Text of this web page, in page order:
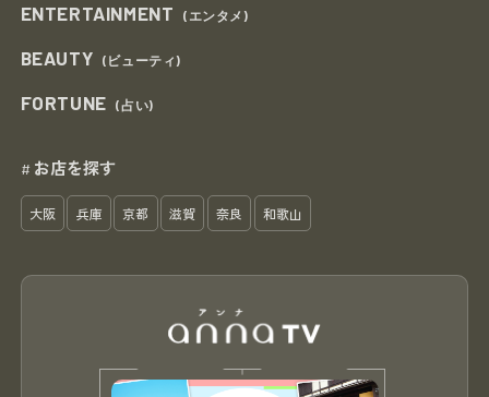
ENTERTAINMENT (エンタメ)
BEAUTY (ビューティ)
FORTUNE (占い)
# お店を探す
大阪 兵庫 京都 滋賀 奈良 和歌山